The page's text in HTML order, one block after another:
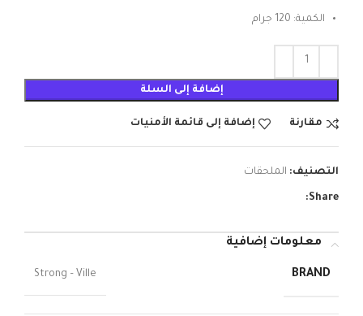
الكمية: 120 جرام
إضافة إلى السلة
مقارنة إضافة إلى قائمة الأمنيات
التصنيف: الملحقات
Share:
معلومات إضافية
BRAND
Strong – Ville